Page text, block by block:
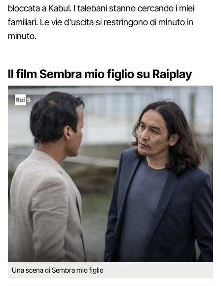
bloccata a Kabul. I talebani stanno cercando i miei
familiari. Le vie d'uscita si restringono di minuto in
minuto.
Il film Sembra mio figlio su Raiplay
Una scena di Sembra mio figlio